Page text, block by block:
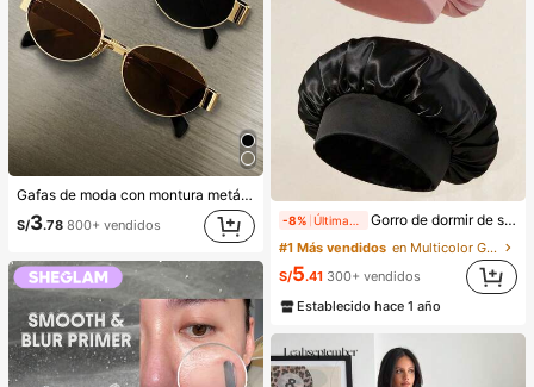
Gafas de moda con montura metálica ovalada/poligonal (media montura), adecuadas para uso diario y actividades al aire libre
S/3.78 800+ vendidos -8% Gorro de dormir de satén de seda, adecuado para cabello largo, trenzas, rastas y cabello rizado. Suave, unisex y disponible en múltiples colores. Perfecto para el cuidado del cabello durante la noche, uso en el baño y viajes.
#1 Más vendidos
en Multicolor Gorros para el pelo para mujer
S/5.41 300+ vendidos
Establecido hace 1 año